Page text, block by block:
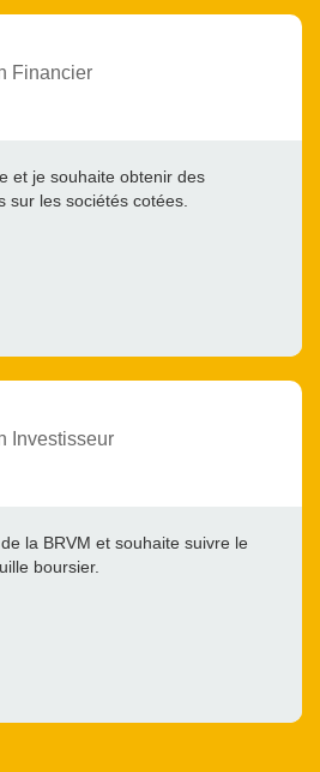
Financier
et je souhaite obtenir des
sur les sociétés cotées.
Investisseur
la BRVM et souhaite suivre le
boursier.